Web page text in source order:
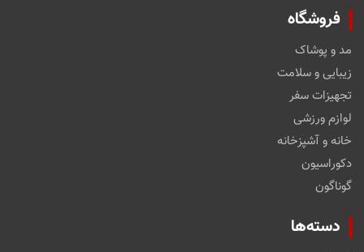
فروشگاه
مد و پوشاک
زیبایی و سلامت
تجهیزات سفر
لوازم ورزشی
خانه و آشپزخانه
دکوراسیون
گوناگون
دسته‌ها